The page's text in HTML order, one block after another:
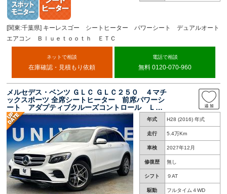
[関東:千葉県] キーレスゴー シートヒーター パワーシート デュアルオート
エアコン Ｂｌｕｅｔｏｏｔｈ ＥＴＣ
ネットで相談
在庫確認・見積もり依頼
電話で相談
無料 0120-070-960
メルセデス・ベンツ ＧＬＣ ＧＬＣ２５０ ４マチ
ックスポーツ 全席シートヒーター 前席パワーシ
ート アダプティブクルーズコントロール ＬＥ
Ｄヘッドライト オートハイビーム 全周囲カメ
ラ 純正ナビ 地デジＴＶ パワーバックドア
プライバシーガラス 禁煙
年式 H28 (2016) 年式
走行 5.4万Km
車検 2027年12月
修復歴 無し
シフト ９AT
駆動 フルタイム４WD